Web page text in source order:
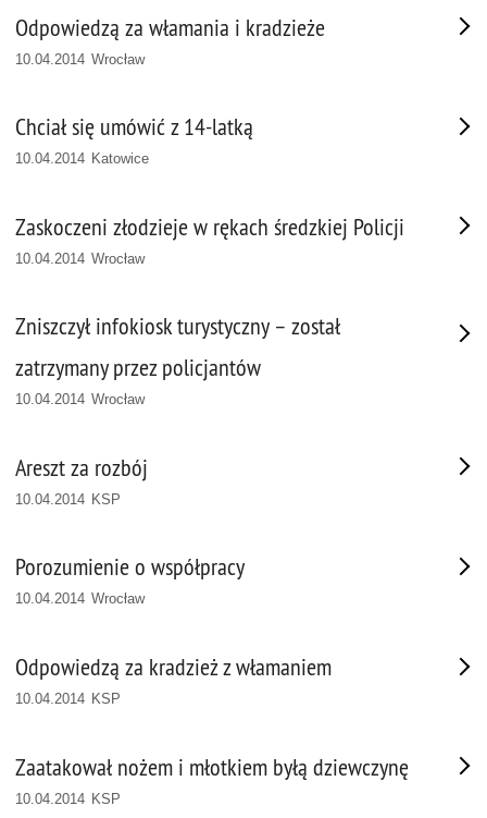
Odpowiedzą za włamania i kradzieże
10.04.2014 Wrocław
Chciał się umówić z 14-latką
10.04.2014 Katowice
Zaskoczeni złodzieje w rękach średzkiej Policji
10.04.2014 Wrocław
Zniszczył infokiosk turystyczny – został
zatrzymany przez policjantów
10.04.2014 Wrocław
Areszt za rozbój
10.04.2014 KSP
Porozumienie o współpracy
10.04.2014 Wrocław
Odpowiedzą za kradzież z włamaniem
10.04.2014 KSP
Zaatakował nożem i młotkiem byłą dziewczynę
10.04.2014 KSP